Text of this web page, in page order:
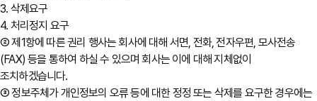
3. 삭제요구
4. 처리정지 요구
② 제1항에 따른 권리 행사는 회사에 대해 서면, 전화, 전자우편, 모사전송
(FAX) 등을 통하여 하실 수 있으며 회사는 이에 대해 지체없이
조치하겠습니다.
③ 정보주체가 개인정보의 오류 등에 대한 정정 또는 삭제를 요구한 경우에는